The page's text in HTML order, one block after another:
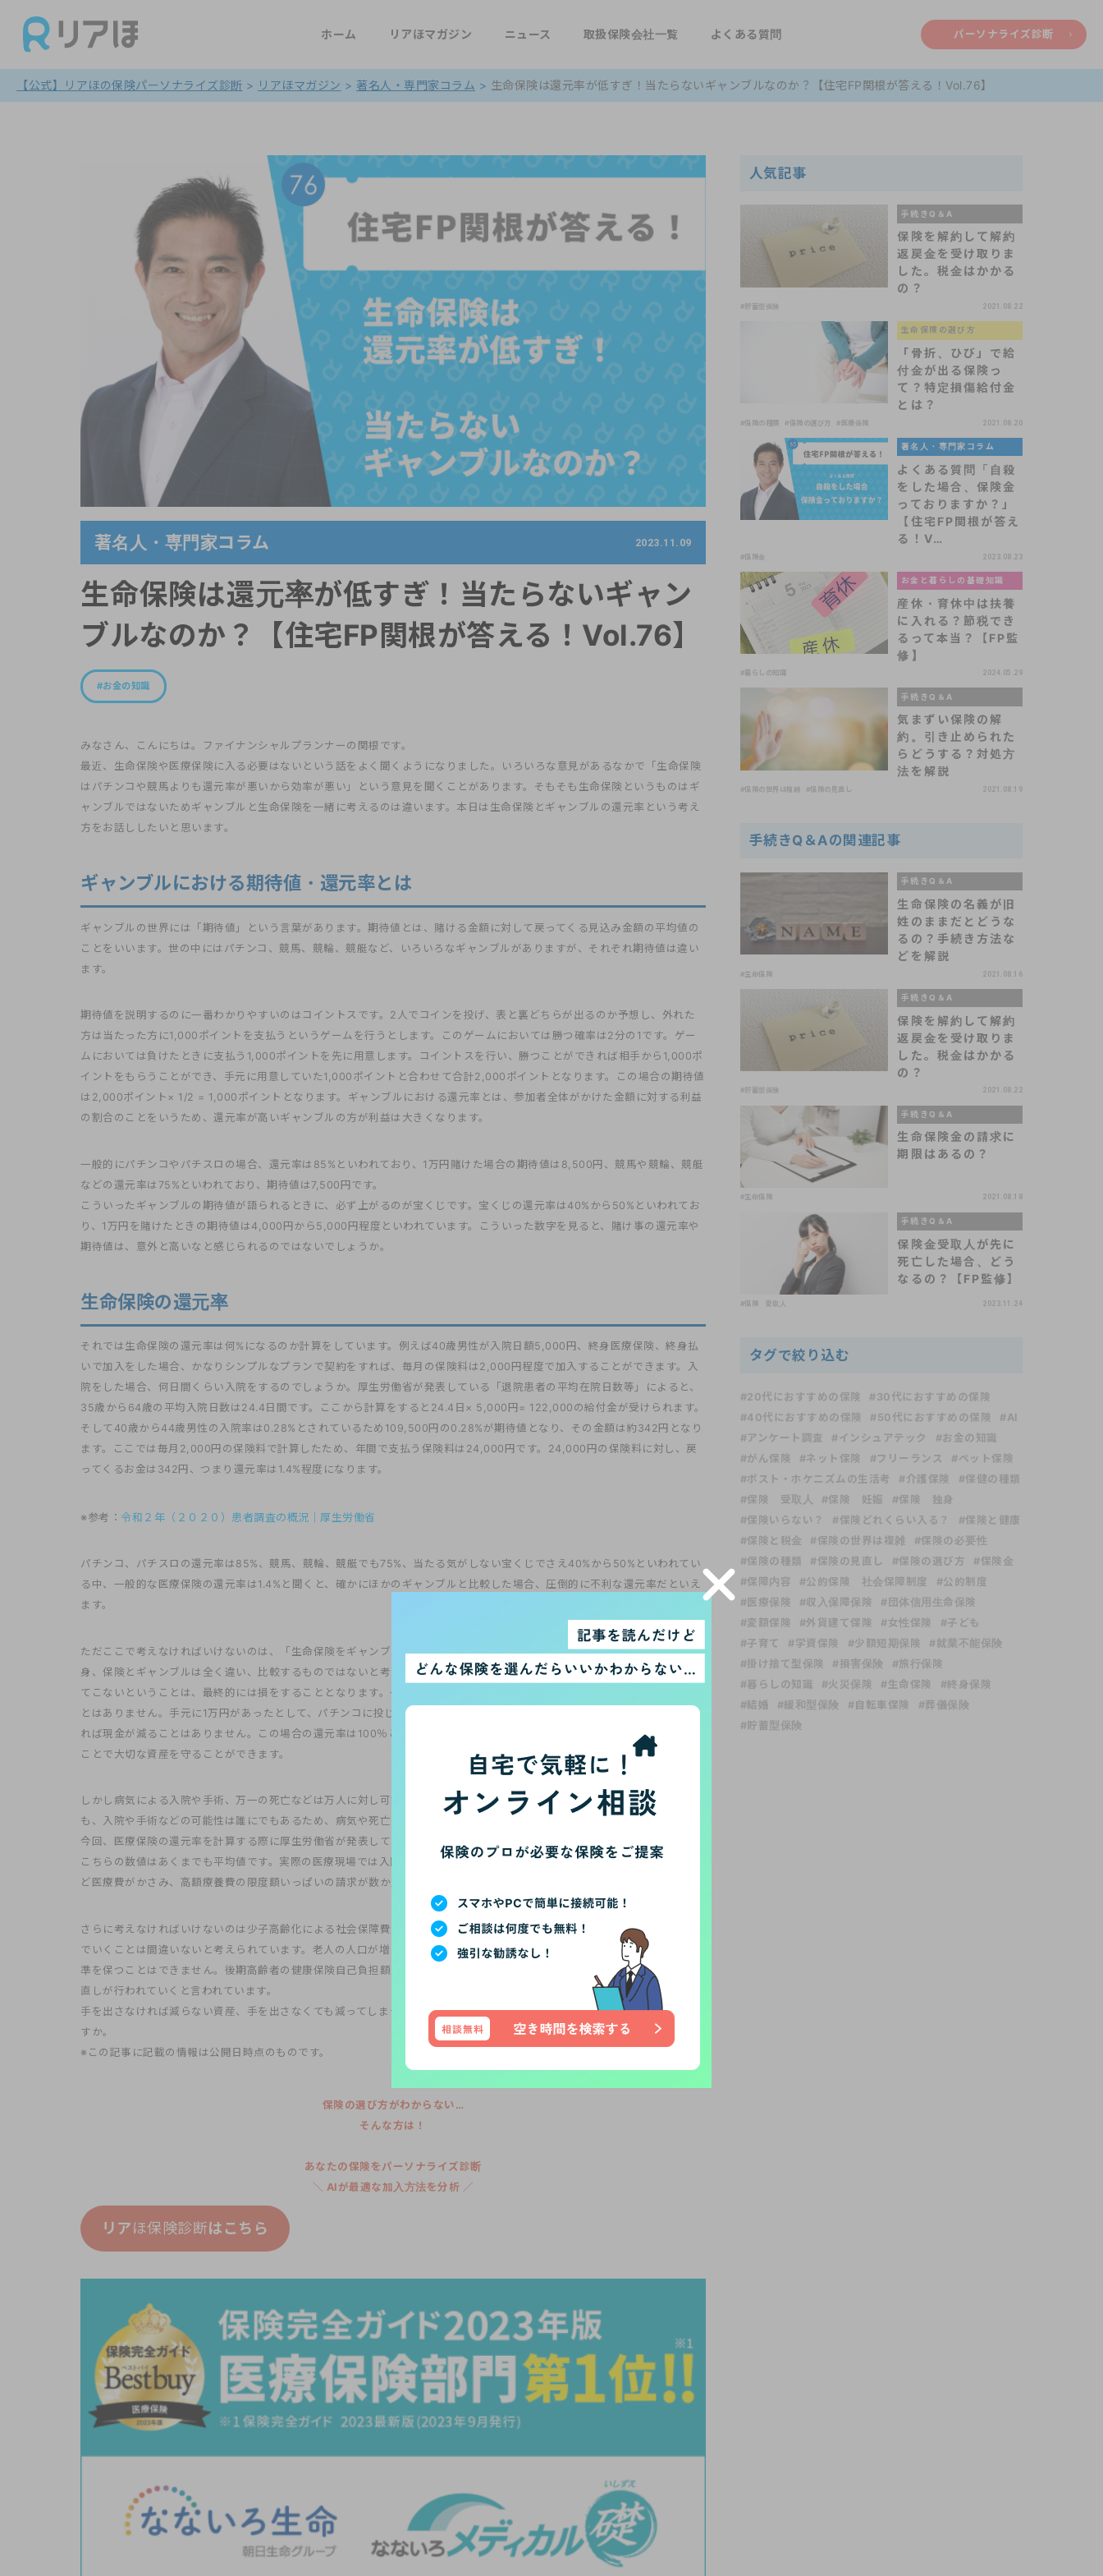
ホーム リアほマガジン ニュース 取扱保険会社一覧 よくある質問 パーソナライズ診断
【公式】リアほの保険パーソナライズ診断 > リアほマガジン > 著名人・専門家コラム > 生命保険は還元率が低すぎ！当たらないギャンブルなのか？【住宅FP関根が答える！Vol.76】
著名人・専門家コラム 2023.11.09
生命保険は還元率が低すぎ！当たらないギャン
ブルなのか？【住宅FP関根が答える！Vol.76】
お金の知識
みなさん、こんにちは。ファイナンシャルプランナーの関根です。
最近、生命保険や医療保険に入る必要はないという話をよく聞くようになりました。いろいろな意見があるなかで「生命保険
はパチンコや競馬よりも還元率が悪いから効率が悪い」という意見を聞くことがあります。そもそも生命保険というものはギ
ャンブルではないためギャンブルと生命保険を一緒に考えるのは違います。本日は生命保険とギャンブルの還元率という考え
方をお話ししたいと思います。
ギャンブルにおける期待値・還元率とは
ギャンブルの世界には「期待値」という言葉があります。期待値とは、賭ける金額に対して戻ってくる見込み金額の平均値の
ことをいいます。世の中にはパチンコ、競馬、競輪、競艇など、いろいろなギャンブルがありますが、それぞれ期待値は違い
ます。
期待値を説明するのに一番わかりやすいのはコイントスです。2人でコインを投げ、表と裏どちらが出るのか予想し、外れた
方は当たった方に1,000ポイントを支払うというゲームを行うとします。このゲームにおいては勝つ確率は2分の1です。ゲー
ムにおいては負けたときに支払う1,000ポイントを先に用意します。コイントスを行い、勝つことができれば相手から1,000ポ
イントをもらうことができ、手元に用意していた1,000ポイントと合わせて合計2,000ポイントとなります。この場合の期待値
は2,000ポイント× 1/2 = 1,000ポイントとなります。ギャンブルにおける還元率とは、参加者全体がかけた金額に対する利益
の割合のことをいうため、還元率が高いギャンブルの方が利益は大きくなります。
一般的にパチンコやパチスロの場合、還元率は85%といわれており、1万円賭けた場合の期待値は8,500円、競馬や競輪、競艇
などの還元率は75%といわれており、期待値は7,500円です。
こういったギャンブルの期待値が語られるときに、必ず上がるのが宝くじです。宝くじの還元率は40%から50%といわれてお
り、1万円を賭けたときの期待値は4,000円から5,000円程度といわれています。こういった数字を見ると、賭け事の還元率や
期待値は、意外と高いなと感じられるのではないでしょうか。
生命保険の還元率
それでは生命保険の還元率は何%になるのか計算をしています。例えば40歳男性が入院日額5,000円、終身医療保険、終身払
いで加入をした場合、かなりシンプルなプランで契約をすれば、毎月の保険料は2,000円程度で加入することができます。入
院をした場合、何日間くらい入院をするのでしょうか。厚生労働省が発表している「退院患者の平均在院日数等」によると、
35歳から64歳の平均入院日数は24.4日間です。ここから計算をすると24.4日× 5,000円= 122,000の給付金が受けられます。
そして40歳から44歳男性の入院率は0.28%とされているため109,500円の0.28%が期待値となり、その金額は約342円となり
ます。ここでは毎月2,000円の保険料で計算したため、年間で支払う保険料は24,000円です。24,000円の保険料に対し、戻
ってくるお金は342円、つまり還元率は1.4%程度になります。
※参考： 令和２年（２０２０）患者調査の概況｜厚生労働省
パチンコ、パチスロの還元率は85%、競馬、競輪、競艇でも75%、当たる気がしない宝くじでさえ40%から50%といわれてい
る中、一般的な医療保険の還元率は1.4%と聞くと、確かにほかのギャンブルと比較した場合、圧倒的に不利な還元率だといえ
ます。
ただここで考えなければいけないのは、「生命保険をギャンブルと同等に考えることができるのか」という問いです。私自
身、保険とギャンブルは全く違い、比較するものではないと考えています。どのギャンブルにおいても還元率が100％を超え
てこないということは、最終的には損をすることとなります。一方でギャンブルというものは手を出さなければ現金が減るこ
とはありません。手元に1万円があったとして、パチンコに投じた場合、8,500円に減ってしまいますが、ギャンブルをしなけ
れば現金が減ることはありません。この場合の還元率は100％となります。「ギャンブルに手を出さない」という選択をする
ことで大切な資産を守ることができます。
しかし病気による入院や手術、万一の死亡などは万人に対し可能性があります。日々の生活習慣でどんなに気を付けていて
も、入院や手術などの可能性は誰にでもあるため、病気や死亡による資産の減少は誰もが備える必要があるといえます。また
今回、医療保険の還元率を計算する際に厚生労働省が発表している「退院患者の平均在院日数等」を例に計算をしましたが、
こちらの数値はあくまでも平均値です。実際の医療現場では入院が長引くこともありますし、また手術や高額な薬剤の投与な
ど医療費がかさみ、高額療養費の限度額いっぱいの請求が数か月単位、人によっては数年単位で続くこともあります。
さらに考えなければいけないのは少子高齢化による社会保障費の負担です。現在、そして今後の日本は少子高齢化がより進ん
でいくことは間違いないと考えられています。老人の人口が増えて、働く生産人口が減り続ければ社会保障費は現在と同じ水
準を保つことはできません。後期高齢者の健康保険自己負担額も年収
、今後も更なる見
直しが行われていくと言われています。
手を出さなければ減らない資産、手を出さなくても減ってしまうかもしれない資産、生命保険は本当にギャンブルだと考えま
すか。
※この記事に記載の情報は公開日時点のものです。
保険の選び方がわからない…
そんな方は！
あなたの保険をパーソナライズ診断
＼ AIが最適な加入方法を分析 ／
リアほ保険診断はこちら
人気記事
手続きQ＆A
保険を解約して解約
返戻金を受け取りま
した。税金はかかる
の？
#貯蓄型保険 2021.08.22
生命保険の選び方
「骨折、ひび」で給
付金が出る保険っ
て？特定損傷給付金
とは？
#保険の種類 #保険の選び方 #医療保険 2021.08.20
著名人・専門家コラム
よくある質問「自殺
をした場合、保険金
っておりますか？」
【住宅FP関根が答え
る！V…
#保険金 2023.08.23
お金と暮らしの基礎知識
産休・育休中は扶養
に入れる？節税でき
るって本当？【FP監
修】
#暮らしの知識 2024.05.29
手続きQ＆A
気まずい保険の解
約。引き止められた
らどうする？対処方
法を解説
#保険の世界は複雑 #保険の見直し 2021.08.19
手続きQ＆Aの関連記事
手続きQ＆A
生命保険の名義が旧
姓のままだとどうな
るの？手続き方法な
どを解説
#生命保険 2021.08.16
手続きQ＆A
保険を解約して解約
返戻金を受け取りま
した。税金はかかる
の？
#貯蓄型保険 2021.08.22
手続きQ＆A
生命保険金の請求に
期限はあるの？
#生命保険 2021.08.18
手続きQ＆A
保険金受取人が先に
死亡した場合、どう
なるの？【FP監修】
#保険 受取人 2023.11.24
タグで絞り込む
#20代におすすめの保険
#30代におすすめの保険
#40代におすすめの保険
#50代におすすめの保険
#AI
#アンケート調査
#インシュアテック
#お金の知識
#がん保険
#ネット保険 #フリーランス
#ペット保険
#ポスト・ホケニズムの生活考
#介護保険
#保健の種類
#保険 受取人
#保険 妊娠
#保険 独身
#保険いらない？
#保険どれくらい入る？
#保険と健康
#保険と税金
#保険の世界は複雑
#保険の必要性
#保険の種類
#保険の見直し #保険の選び方
#保険金
#保障内容
#公的保険 社会保障制度
#公的制度
#医療保険
#収入保障保険
#団体信用生命保険
#変額保険
#外貨建て保険 #女性保険
#子ども
#子育て
#学資保険 #少額短期保険
#就業不能保険
#掛け捨て型保険
#損害保険
#旅行保険
#暮らしの知識
#火災保険 #生命保険
#終身保険
#結婚
#緩和型保険 #自転車保険
#葬儀保険
#貯蓄型保険